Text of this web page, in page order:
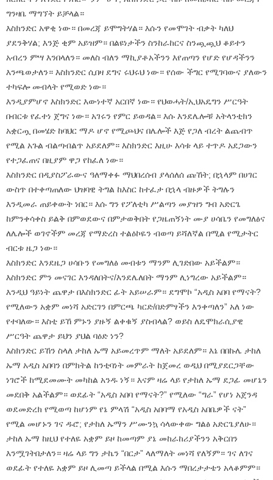
ግንዛቤ ማግኘት ይቻላል።
እስክንድር አዋቂ ነው። በመረጃ ይሞግትሃል። እሱን የመሞገት ብቃት ካለህ
ያደንቅሃል; እንጅ ቂም አይዝም። በልዩነታችን ስንከራከርና ስንጯጯህ ቆይተን
አብረን ምሣ እንበላለን። መለስ ብለን ማኪያቶአችንን እየጠጣን የሆድ የሆዳችንን
እንጫወታለን። እስክንድር ሲበዛ ደግና ሩህሩህ ነው። የሰው ችግር የሚገባውና ያለውን
ተካፍሎ መብላት የሚወድ ነው።
እንዲያምሆኖ እስክንድር እውነተኛ አርበኛ ነው። የህወሓት/ኢህአዴግን ሥርዓት
በብርቱ የፈተነ ጀግና ነው። አገሩን የምር ይወዳል። እሱ እንደሌሎቹ አትላንቲክን
አቋርጧ በመሄድ ከባህር ማዶ ሆኖ የሚጮህና በሌሎች እጅ የጋለ ብረት ልጨብጥ
የሚል አጉል ብልጣብልጥ አይደለም። እስክንድር እዚሁ እሳቱ ላይ ተጥዶ አደጋውን
የተጋፈጠና በዚያም ዋጋ የከፈለ ነው።
እስክንድር በዲያስፖራውና ዓለማቀፉ ማህበረሰብ ያላሰለሰ ጩኸት; በኋላም በሀገር
ውስጥ በተቀጣጠለው ህዝባዊ ትግል ከእስር ከተፈታ በኋላ ብዙዎች ትግሉን
እንዲመራ ጠይቀውት ነበር። እሱ ግን የፖለቲካ ሥልጣን መያዝን ግብ አድርጌ
ከምንቀሳቀስ ይልቅ በምወደውና በምታወቅበት የጋዜጠኝነት ሙያ ሀሳቤን የመግለፅና
ለሌሎች ወገኖችም መረጃ የማድረስ ተልዕኮዬን ብወጣ ይሻለኛል በሚል የሚታትር
ብርቱ ዜጋ ነው።
እስክንድር እንደዜጋ ሀሳቡን የመግለፅ መብቱን ማንም ሊገድበው አይችልም።
እስክንድር ምን መናገር እንዳለበትና/እንደሌለበት ማንም ሊነግረው አይችልም።
እንዲህ ዓይነት ጨዋታ በእስክንድር ፊት አይሠራም። ደግሞኮ “አዲስ አበባ የማናት?
የሚለውን አቋም መነሻ አድርገን በምርጫ ካርድ/በድምፃችን እንቀጣለን” አለ ነው
የተባለው። እስቲ ይኸ ምኑን ያዙኝ ልቀቁኝ ያስብላል? ወይስ ለዴሞክራሲያዊ
ሥርዓት ጨዋታ ይህን ያህል ባዕድ ነን?
እስክንድር ይኸን ስላለ ታከለ ኡማ አይመረጥም ማለት አይደለም። እኔ በበኩሌ ታከለ
ኡማ አዲስ አበባን በምክትል ከንቲባነት መምራት ከጀመረ ወዲህ በሚያደርጋቸው
ነገሮች ከሚደመሙት መካከል አንዱ ነኝ። እናም ዛሬ ላይ የታከለ ኡማ ደጋፊ መሆኔን
መደበቅ አልችልም። ወደፊት “አዲስ አበባ የማናት?” የሚለው “ግራ” የሆነ አጀንዳ
ወደመድረክ የሚወጣ ከሆነም የኔ ምላሽ “አዲስ አበባማ የአዲስ አበቤዎች ናት”
የሚል መሆኑን ገና ዱሮ; የታከለ ኡማን ሥሙንኳ ሳላውቀው ግልፅ አድርጌያለሁ።
ታከለ ኡማ ከዚህ የተለዬ አቋም ይዞ ከመጣም ያኔ መከራከሪያችንን አቅርበን
እንሟገትበታለን። ዛሬ ላይ ግን ታኬን “በርታ” ላለማለት መነሻ የለኝም። ገና ለገና
ወደፊት የተለዬ አቋም ይዞ ሊመጣ ይችላል በሚል እሱን ማበረታታቴን አላቆምም።